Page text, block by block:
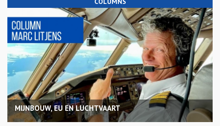
MIJNBOUW, EU EN LUCHTVAART